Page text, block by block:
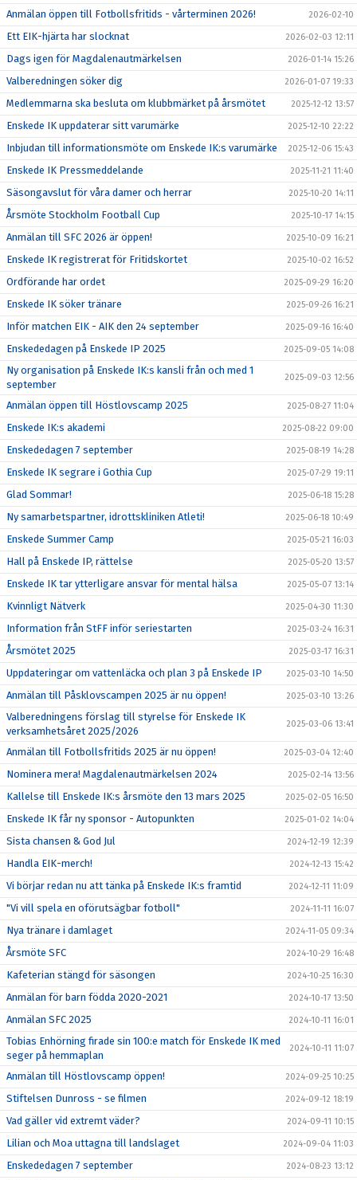
Anmälan öppen till Fotbollsfritids - vårterminen 2026! 2026-02-10
Ett EIK-hjärta har slocknat 2026-02-03 12:11
Dags igen för Magdalenautmärkelsen 2026-01-14 15:26
Valberedningen söker dig 2026-01-07 19:33
Medlemmarna ska besluta om klubbmärket på årsmötet 2025-12-12 13:57
Enskede IK uppdaterar sitt varumärke 2025-12-10 22:22
Inbjudan till informationsmöte om Enskede IK:s varumärke 2025-12-06 15:43
Enskede IK Pressmeddelande 2025-11-21 11:40
Säsongavslut för våra damer och herrar 2025-10-20 14:11
Årsmöte Stockholm Football Cup 2025-10-17 14:15
Anmälan till SFC 2026 är öppen! 2025-10-09 16:21
Enskede IK registrerat för Fritidskortet 2025-10-02 16:52
Ordförande har ordet 2025-09-29 16:20
Enskede IK söker tränare 2025-09-26 16:21
Inför matchen EIK - AIK den 24 september 2025-09-16 16:40
Enskededagen på Enskede IP 2025 2025-09-05 14:08
Ny organisation på Enskede IK:s kansli från och med 1
september
2025-09-03 12:56
Anmälan öppen till Höstlovscamp 2025 2025-08-27 11:04
Enskede IK:s akademi 2025-08-22 09:00
Enskededagen 7 september 2025-08-19 14:28
Enskede IK segrare i Gothia Cup 2025-07-29 19:11
Glad Sommar! 2025-06-18 15:28
Ny samarbetspartner, idrottskliniken Atleti! 2025-06-18 10:49
Enskede Summer Camp 2025-05-21 16:03
Hall på Enskede IP, rättelse 2025-05-20 13:57
Enskede IK tar ytterligare ansvar för mental hälsa 2025-05-07 13:14
Kvinnligt Nätverk 2025-04-30 11:30
Information från StFF inför seriestarten 2025-03-24 16:31
Årsmötet 2025 2025-03-17 16:31
Uppdateringar om vattenläcka och plan 3 på Enskede IP 2025-03-10 14:50
Anmälan till Påsklovscampen 2025 är nu öppen! 2025-03-10 13:26
Valberedningens förslag till styrelse för Enskede IK
verksamhetsåret 2025/2026
2025-03-06 13:41
Anmälan till Fotbollsfritids 2025 är nu öppen! 2025-03-04 12:40
Nominera mera! Magdalenautmärkelsen 2024 2025-02-14 13:56
Kallelse till Enskede IK:s årsmöte den 13 mars 2025 2025-02-05 16:50
Enskede IK får ny sponsor - Autopunkten 2025-01-02 14:04
Sista chansen & God Jul 2024-12-19 12:39
Handla EIK-merch! 2024-12-13 15:42
Vi börjar redan nu att tänka på Enskede IK:s framtid 2024-12-11 11:09
"Vi vill spela en oförutsägbar fotboll" 2024-11-11 16:07
Nya tränare i damlaget 2024-11-05 09:34
Årsmöte SFC 2024-10-29 16:48
Kafeterian stängd för säsongen 2024-10-25 16:30
Anmälan för barn födda 2020-2021 2024-10-17 13:50
Anmälan SFC 2025 2024-10-11 16:01
Tobias Enhörning firade sin 100:e match för Enskede IK med
seger på hemmaplan
2024-10-11 11:07
Anmälan till Höstlovscamp öppen! 2024-09-25 10:25
Stiftelsen Dunross - se filmen 2024-09-12 18:19
Vad gäller vid extremt väder? 2024-09-11 10:15
Lilian och Moa uttagna till landslaget 2024-09-04 11:03
Enskededagen 7 september 2024-08-23 13:12